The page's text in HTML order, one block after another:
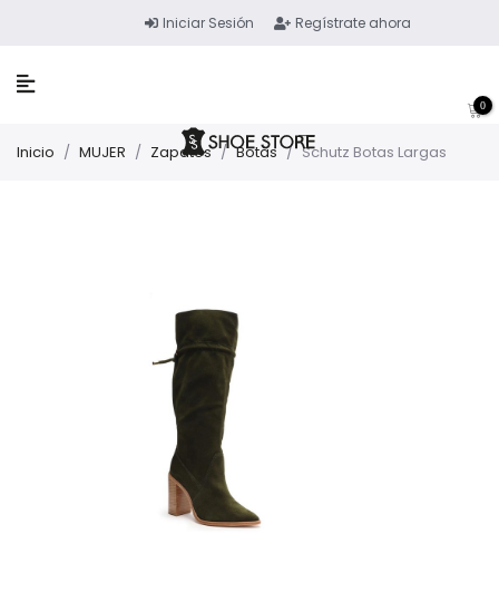
Iniciar Sesión Regístrate ahora
0
Inicio / MUJER / Zapatos / Botas / Schutz Botas Largas